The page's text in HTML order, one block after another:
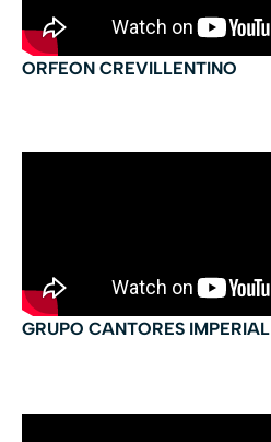
ORFEON CREVILLENTINO
GRUPO CANTORES IMPERIAL